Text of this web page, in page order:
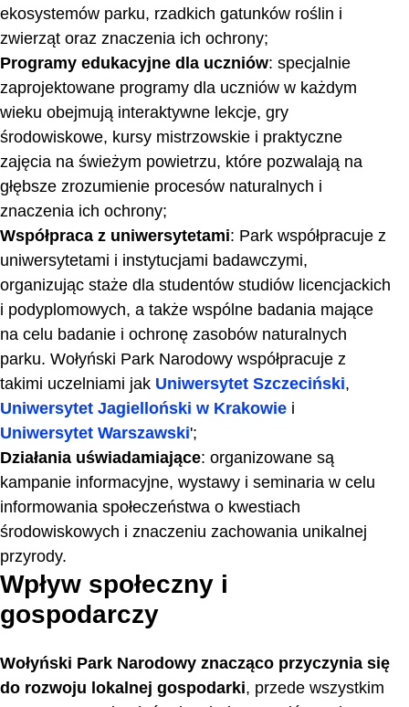
ekosystemów parku, rzadkich gatunków roślin i
zwierząt oraz znaczenia ich ochrony;
Programy edukacyjne dla uczniów: specjalnie
zaprojektowane programy dla uczniów w każdym
wieku obejmują interaktywne lekcje, gry
środowiskowe, kursy mistrzowskie i praktyczne
zajęcia na świeżym powietrzu, które pozwalają na
głębsze zrozumienie procesów naturalnych i
znaczenia ich ochrony;
Współpraca z uniwersytetami: Park współpracuje z
uniwersytetami i instytucjami badawczymi,
organizując staże dla studentów studiów licencjackich
i podyplomowych, a także wspólne badania mające
na celu badanie i ochronę zasobów naturalnych
parku. Wołyński Park Narodowy współpracuje z
takimi uczelniami jak Uniwersytet Szczeciński,
Uniwersytet Jagielloński w Krakowie i
Uniwersytet Warszawski';
Działania uświadamiające: organizowane są
kampanie informacyjne, wystawy i seminaria w celu
informowania społeczeństwa o kwestiach
środowiskowych i znaczeniu zachowania unikalnej
przyrody.
Wpływ społeczny i
gospodarczy
Wołyński Park Narodowy znacząco przyczynia się
do rozwoju lokalnej gospodarki, przede wszystkim